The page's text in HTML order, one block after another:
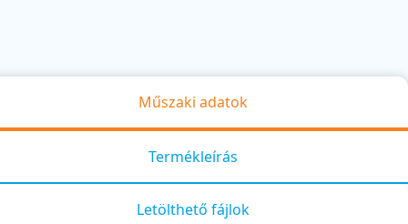
Műszaki adatok
Termékleírás
Letölthető fájlok